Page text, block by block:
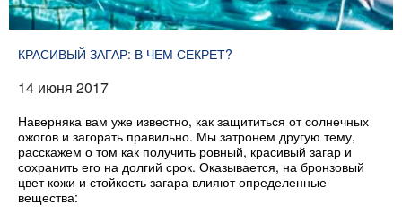
КРАСИВЫЙ ЗАГАР: В ЧЕМ СЕКРЕТ?
14 июня 2017
Наверняка вам уже известно, как защититься от солнечных
ожогов и загорать правильно. Мы затронем другую тему,
расскажем о том как получить ровный, красивый загар и
сохранить его на долгий срок. Оказывается, на бронзовый
цвет кожи и стойкость загара влияют определенные
вещества: